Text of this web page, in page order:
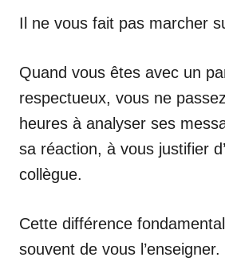
Il ne vous fait pas marcher
Quand vous êtes avec un
respectueux, vous ne
heures à analyser ses
sa réaction, à vous justifier
collègue.
Cette différence
souvent de vous l’enseigner.